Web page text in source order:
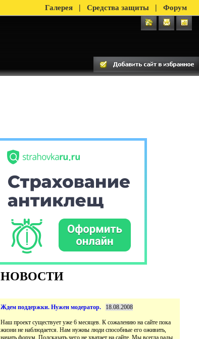
Галерея | Средства защиты | Форум
НОВОСТИ
Наш проект существует уже 6 месяцев. К сожалению на сайте пока
жизни не наблюдается. Нам нужны люди способные его оживить,
начать форум. Подсказать чего не хватает на сайте. Мы всегда рады